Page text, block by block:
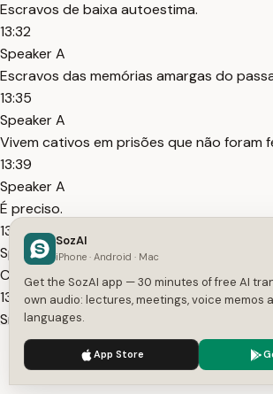
Escravos de baixa autoestima.
13:32
Speaker A
Escravos das memórias amargas do
13:35
Speaker A
Vivem cativos em prisões que não foram
13:39
Speaker A
É preciso.
13:41
Speaker A
Chegarmos ao fim deste estudo tendo
13:46
Speaker A
Escravos do "Egito" moderno.
13:48
Speaker A
We use cookies to enhance your experience.
SozAI
iPhone · Android · Mac
Get the SozAI app — 30 minutes of free AI
own audio: lectures, meetings, voice memos
languages.
App Store